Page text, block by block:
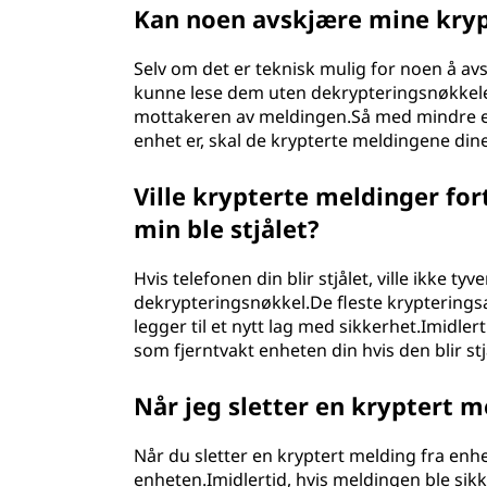
Kan noen avskjære mine
Selv om det er teknisk mulig for noen å
kunne lese dem uten
mottakeren av meldingen.Så med
enhet er, skal de krypterte meldingene
Ville krypterte meldinger
min ble stjålet?
Hvis telefonen din blir stjålet, ville ikke
dekrypteringsnøkkel.De fleste
legger til et nytt lag med
som fjerntvakt enheten din hvis den blir
Når jeg sletter en kryptert
Når du sletter en kryptert melding fra
enheten.Imidlertid, hvis meldingen ble